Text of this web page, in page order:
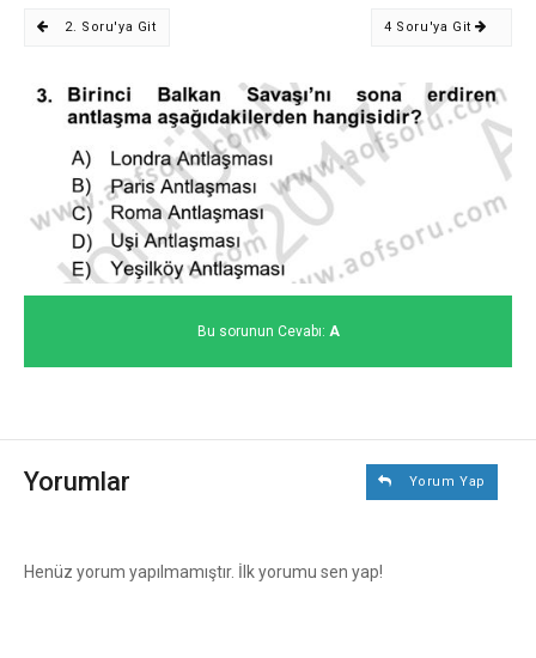
2. Soru'ya Git 4 Soru'ya Git
Bu sorunun Cevabı: A
Yorumlar Yorum Yap
Henüz yorum yapılmamıştır. İlk yorumu sen yap!